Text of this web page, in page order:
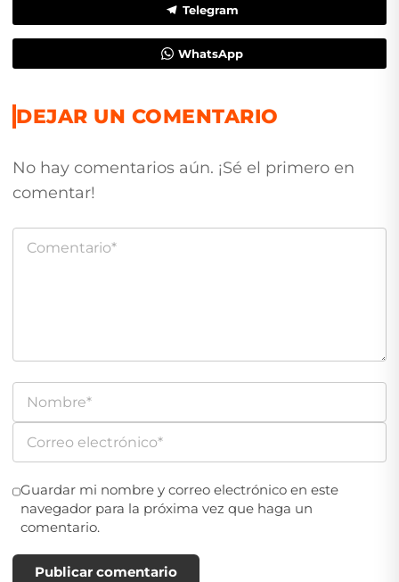
Telegram
WhatsApp
DEJAR UN COMENTARIO
No hay comentarios aún. ¡Sé el primero en
comentar!
Guardar mi nombre y correo electrónico en este
navegador para la próxima vez que haga un
comentario.
Publicar comentario